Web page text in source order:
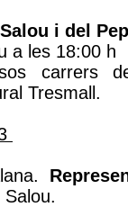
i del
a les 18:00 h
carrers
Tresmall.